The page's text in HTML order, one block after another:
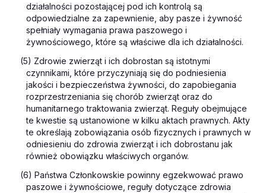
działalności pozostającej pod ich kontrolą są
odpowiedzialne za zapewnienie, aby pasze i żywność
spełniały wymagania prawa paszowego i
żywnościowego, które są właściwe dla ich działalności.
(5) Zdrowie zwierząt i ich dobrostan są istotnymi
czynnikami, które przyczyniają się do podniesienia
jakości i bezpieczeństwa żywności, do zapobiegania
rozprzestrzeniania się chorób zwierząt oraz do
humanitarnego traktowania zwierząt. Reguły obejmujące
te kwestie są ustanowione w kilku aktach prawnych. Akty
te określają zobowiązania osób fizycznych i prawnych w
odniesieniu do zdrowia zwierząt i ich dobrostanu jak
również obowiązku właściwych organów.
(6) Państwa Członkowskie powinny egzekwować prawo
paszowe i żywnościowe, reguły dotyczące zdrowia